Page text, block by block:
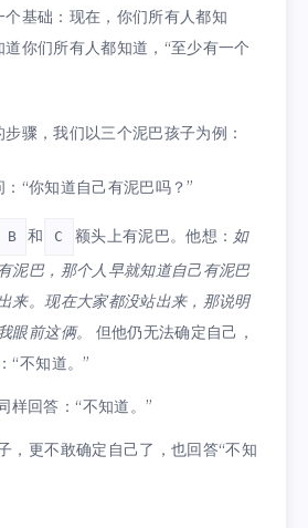
个基础：现在，你们所有人都知
你们所有人都知道，“至少有一个
骤，我们以三个泥巴孩子为例：
：“你知道自己有泥巴吗？”
B 和 C 额头上有泥巴。他想： 如
泥巴，那个人早就知道自己有泥巴
来。现在大家都没站出来，那说明
眼前这俩。
但他仍无法确定自己，
“不知道。”
样回答：“不知道。”
，更不敢确定自己了，也回答“不知